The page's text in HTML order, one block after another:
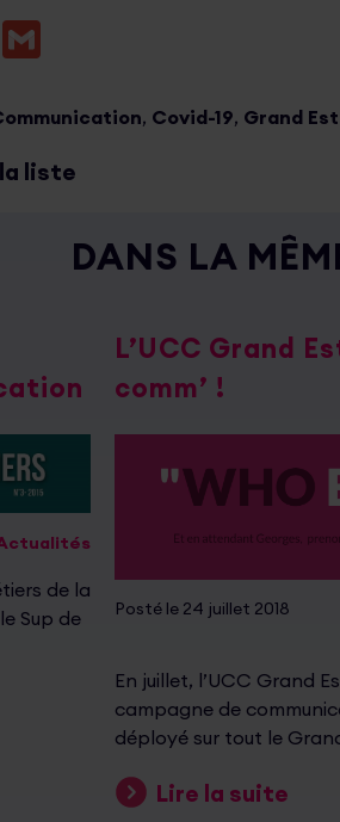
Gmail
, Covid-19, Grand Est
liste
DANS LA
de la
Sup de
L’UCC Grand
comm’ !
Posté le 24 juillet 2018
En juillet, l’UCC Grand
campagne de
déployé sur tout le
Lire la suite